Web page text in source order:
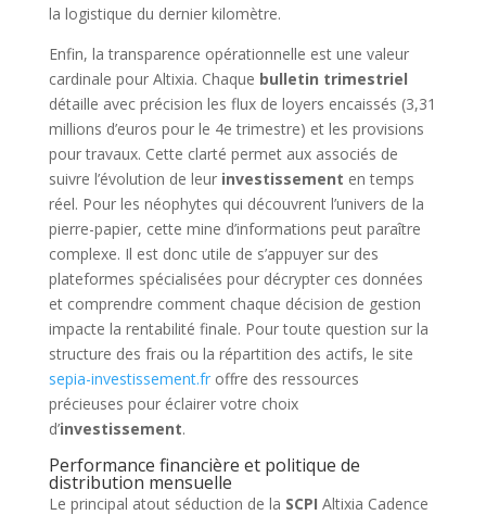
la logistique du dernier kilomètre.
Enfin, la transparence opérationnelle est une valeur
cardinale pour Altixia. Chaque bulletin trimestriel
détaille avec précision les flux de loyers encaissés (3,31
millions d’euros pour le 4e trimestre) et les provisions
pour travaux. Cette clarté permet aux associés de
suivre l’évolution de leur investissement en temps
réel. Pour les néophytes qui découvrent l’univers de la
pierre-papier, cette mine d’informations peut paraître
complexe. Il est donc utile de s’appuyer sur des
plateformes spécialisées pour décrypter ces données
et comprendre comment chaque décision de gestion
impacte la rentabilité finale. Pour toute question sur la
structure des frais ou la répartition des actifs, le site
sepia-investissement.froffre des ressources
précieuses pour éclairer votre choix
d’investissement.
Performance financière et politique de
distribution mensuelle
Le principal atout séduction de la SCPI Altixia Cadence